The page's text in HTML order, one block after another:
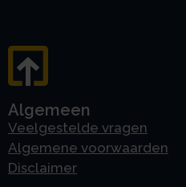
Algemeen
Veelgestelde vragen
Algemene voorwaarden
Disclaimer